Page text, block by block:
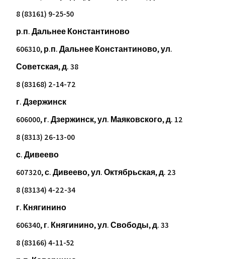
8 (83161) 9-25-50
р.п. Дальнее Константиново
606310, р.п. Дальнее Константиново, ул.
Советская, д. 38
8 (83168) 2-14-72
г. Дзержинск
606000, г. Дзержинск, ул. Маяковского, д. 12
8 (8313) 26-13-00
с. Дивеево
607320, с. Дивеево, ул. Октябрьская, д. 23
8 (83134) 4-22-34
г. Княгинино
606340, г. Княгинино, ул. Свободы, д. 33
8 (83166) 4-11-52